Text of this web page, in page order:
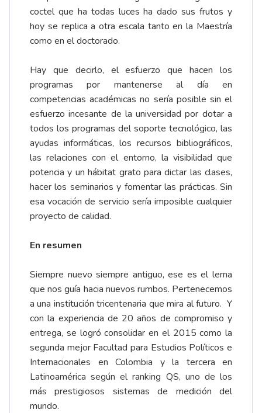
coctel que ha todas luces ha dado sus frutos y
hoy se replica a otra escala tanto en la Maestría
como en el doctorado.
Hay que decirlo, el esfuerzo que hacen los
programas por mantenerse al día en
competencias académicas no sería posible sin el
esfuerzo incesante de la universidad por dotar a
todos los programas del soporte tecnológico, las
ayudas informáticas, los recursos bibliográficos,
las relaciones con el entorno, la visibilidad que
potencia y un hábitat grato para dictar las clases,
hacer los seminarios y fomentar las prácticas. Sin
esa vocación de servicio sería imposible cualquier
proyecto de calidad.
En resumen
Siempre nuevo siempre antiguo, ese es el lema
que nos guía hacia nuevos rumbos. Pertenecemos
a una institución tricentenaria que mira al futuro. Y
con la experiencia de 20 años de compromiso y
entrega, se logró consolidar en el 2015 como la
segunda mejor Facultad para Estudios Políticos e
Internacionales en Colombia y la tercera en
Latinoamérica según el ranking QS, uno de los
más prestigiosos sistemas de medición del
mundo.